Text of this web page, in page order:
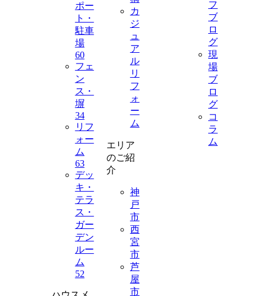
ポー
ト・
駐車
場
60
フェ
ン
ス・
塀
34
リフ
ォー
ム
63
デッ
キ・
テラ
ス・
ガー
デン
ルー
ム
52
カ
ジ
ュ
ア
ル
リ
フ
ォ
ー
ム
エリア
のご紹
介
神
戸
市
西
宮
市
芦
屋
市
フ
ブ
ロ
グ
現
場
ブ
ロ
グ
コ
ラ
ム